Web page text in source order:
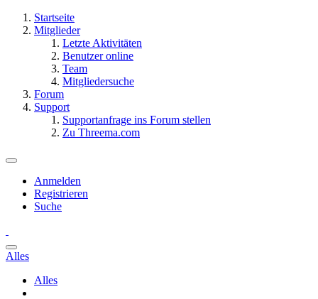
Startseite
Mitglieder
Letzte Aktivitäten
Benutzer online
Team
Mitgliedersuche
Forum
Support
Supportanfrage ins Forum stellen
Zu Threema.com
Anmelden
Registrieren
Suche
Alles
Alles